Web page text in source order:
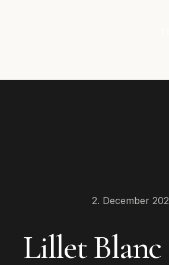
2. December
Lillet